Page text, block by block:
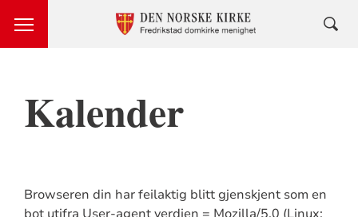
Kalender
Browseren din har feilaktig blitt gjenskjent som en